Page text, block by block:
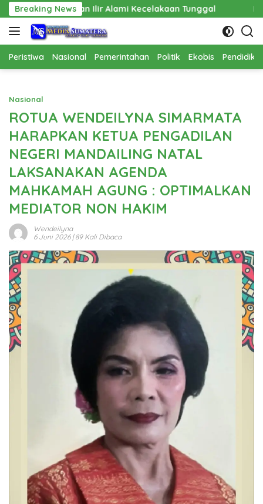
Langsung
ke
konten
Breaking News
Alami Kecelakaan Tunggal Pembangunan Cathlab
Peristiwa Nasional Pemerintahan Politik Ekobis
Nasional
ROTUA WENDEILYNA SIMARMATA
HARAPKAN KETUA PENGADILAN
NEGERI MANDAILING NATAL
LAKSANAKAN AGENDA
MAHKAMAH AGUNG : OPTIMALKAN
MEDIATOR NON HAKIM
Wendeilyna
6 Juni 2026| 89 Kali Dibaca